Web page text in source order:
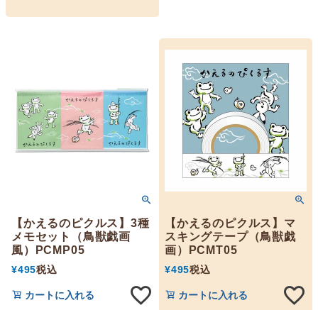
【かえるのピクルス】3種
メモセット（鳥獣戯画
風）PCMP05
¥495税込
カートに入れる
【かえるのピクルス】マ
スキングテープ（鳥獣戯
画）PCMT05
¥495税込
カートに入れる